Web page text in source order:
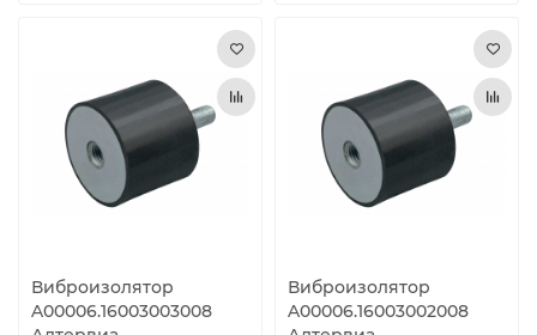
Виброизолятор
A00006.16003003008
Виброизолятор
A00006.16003002008